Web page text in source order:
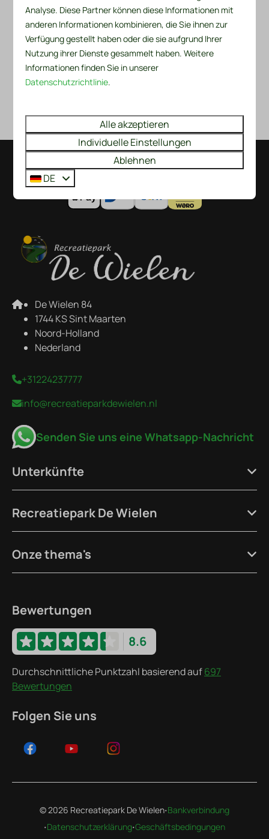
Fragen oder Anmerkungen
Gesichert durch reCaptcha,Datenschutzbestimmungenund
gelten.
Bezahlen Sie sicher
De Wielen 84
1744 KS Sint Maarten
Noord-Holland
Nederland
+31224237777
info@recreatieparkdewielen.nl
Senden Sie uns eine Whatsapp-Nachricht
Unterkünfte
Recreatiepark De Wielen
Onze thema's
Bewertungen
8.6
Durchschnittliche Punktzahl basierend auf697
Bewertungen
Folgen Sie uns
© 2026 Recreatiepark De Wielen·Bankverbindung
·Datenschutzerklärung·Geschäftsbedingungen
Analyse. Diese Partner können diese Informationen mit
anderen Informationen kombinieren, die Sie ihnen zur
Verfügung gestellt haben oder die sie aufgrund Ihrer
Nutzung ihrer Dienste gesammelt haben. Weitere
Informationen finden Sie in unserer
Datenschutzrichtlinie.
Alle akzeptieren
Individuelle Einstellungen
Ablehnen
DE